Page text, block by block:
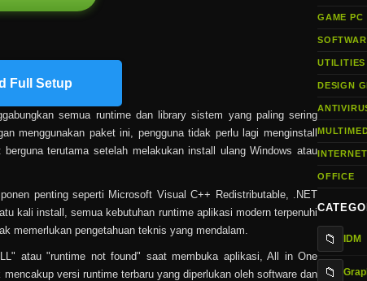
Full Setup
semua runtime dan library sistem yang paling sering
menggunakan paket ini, pengguna tidak perlu lagi menginstall
terutama setelah melakukan install ulang Windows atau
penting seperti Microsoft Visual C++ Redistributable, .NET
kali install, semua kebutuhan runtime aplikasi modern terpenuhi
memerlukan pengetahuan teknis yang mendalam.
atau "runtime not found" saat membuka aplikasi, All in One
versi runtime terbaru yang diperlukan oleh software dan
GAME PC
UTILITIES
DESIGN
INTERNET
OFFICE
📁 IDM
📁